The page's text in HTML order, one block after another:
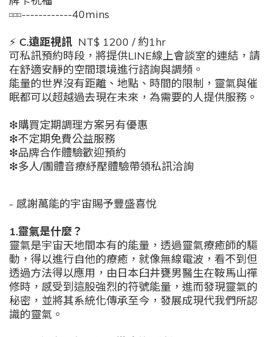
⌑⌑⌑------------40mins
⚡️ C.遠距視訊 NT$ 1200 / 約1hr
可私訊預約時段，將提供LINE線上會談室的連結，請
在舒適安靜的空間環境進行諮詢與調頻。
能量的世界沒有距離、地點、時間的限制，靈氣與催
眠都可以超越過去現在未來，為需要的人提供服務。
❇︎購買定期調理方案另有優惠
❇︎不定期免費公益服務
❇︎品牌合作體驗歡迎預約
❇︎多人/團體音療紓壓體驗帶領私訊洽詢
- 感謝萬能的宇宙賜予豐盛喜悅
1.靈氣是什麼？
靈氣是宇宙天地間本有的能量，透過靈氣療癒師的驅
動，得以進行自他的療癒，就像無線電波，看不到但
透過方法得以應用，由日本臼井甕男醫生在鞍馬山禪
修時，感受到這股強烈的符號能量，進而發現靈氣的
秘密，並將其系統化傳承至今，發展成現代我們所認
識的靈氣。